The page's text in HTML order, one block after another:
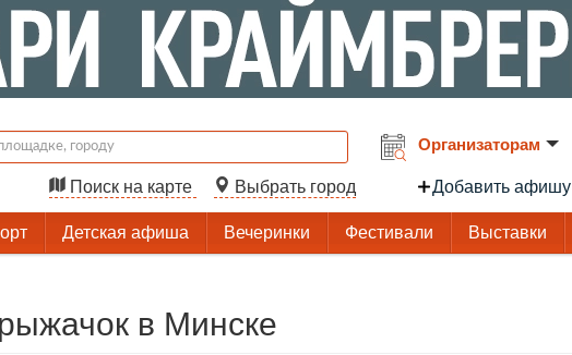
Поиск на карте Выбрать город
Организаторам
Добавить афишу
Детская афиша Вечеринки Фестивали Выставки
в Минске